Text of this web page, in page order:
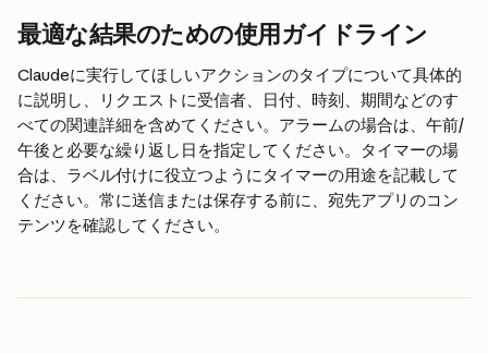
最適な結果のための使用ガイドライン
Claudeに実行してほしいアクションのタイプについて具体的
に説明し、リクエストに受信者、日付、時刻、期間などのす
べての関連詳細を含めてください。アラームの場合は、午前/
午後と必要な繰り返し日を指定してください。タイマーの場
合は、ラベル付けに役立つようにタイマーの用途を記載して
ください。常に送信または保存する前に、宛先アプリのコン
テンツを確認してください。